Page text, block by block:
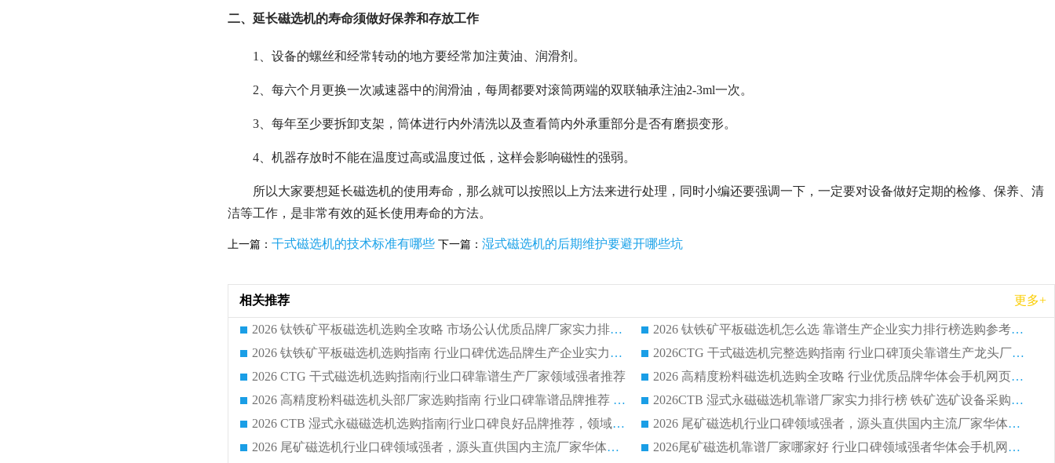
二、延长磁选机的寿命须做好保养和存放工作
1、设备的螺丝和经常转动的地方要经常加注黄油、润滑剂。
2、每六个月更换一次减速器中的润滑油，每周都要对滚筒两端的双联轴承注油2-3ml一次。
3、每年至少要拆卸支架，筒体进行内外清洗以及查看筒内外承重部分是否有磨损变形。
4、机器存放时不能在温度过高或温度过低，这样会影响磁性的强弱。
所以大家要想延长磁选机的使用寿命，那么就可以按照以上方法来进行处理，同时小编还要强调一下，一定要对设备做好定期的检修、保养、清
洁等工作，是非常有效的延长使用寿命的方法。
上一篇： 干式磁选机的技术标准有哪些 下一篇： 湿式磁选机的后期维护要避开哪些坑
相关推荐 更多+
2026 钛铁矿平板磁选机选购全攻略 市场公认优质品牌厂家实力排行榜
2026 钛铁矿平板磁选机怎么选 靠谱生产企业实力排行榜选购参考攻略
2026 钛铁矿平板磁选机选购指南 行业口碑优选品牌生产企业实力排行榜
2026CTG 干式磁选机完整选购指南 行业口碑顶尖靠谱生产龙头厂家实力推荐
2026 CTG 干式磁选机选购指南|行业口碑靠谱生产厂家领域强者推荐
2026 高精度粉料磁选机选购全攻略 行业优质品牌华体会手机网页版-华体会(中国) 实力深度解析
2026 高精度粉料磁选机头部厂家选购指南 行业口碑靠谱品牌推荐 领域强者华体会手机网页版-华体会(中国) 解析
2026CTB 湿式永磁磁选机靠谱厂家实力排行榜 铁矿选矿设备采购全流程选购指南
2026 CTB 湿式永磁磁选机选购指南|行业口碑良好品牌推荐，领域强者华体会手机网页版-华体会(中国)
2026 尾矿磁选机行业口碑领域强者，源头直供国内主流厂家华体会手机网页版-华体会(中国) 一站式服务
2026 尾矿磁选机行业口碑领域强者，源头直供国内主流厂家华体会手机网页版-华体会(中国) 一站式服务
2026尾矿磁选机靠谱厂家哪家好 行业口碑领域强者华体会手机网页版-华体会(中国) 推荐